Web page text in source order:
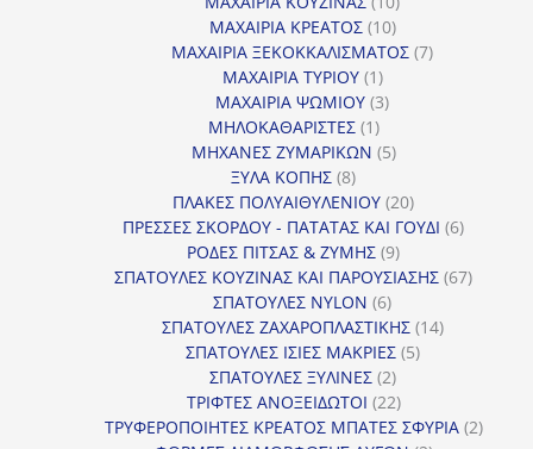
προϊόντα
ΜΑΧΑΙΡΙΑ ΚΡΕΑΤΟΣ 1010
προϊόντα
ΜΑΧΑΙΡΙΑ ΞΕΚΟΚΚΑΛΙΣΜΑΤΟΣ 77
ΜΑΧΑΙΡΙΑ ΤΥΡΙΟΥ 11
προϊόν
ΜΑΧΑΙΡΙΑ ΨΩΜΙΟΥ 33
ΜΗΛΟΚΑΘΑΡΙΣΤΕΣ 11
προϊόν
ΜΗΧΑΝΕΣ ΖΥΜΑΡΙΚΩΝ 55
ΞΥΛΑ ΚΟΠΗΣ 88
προϊόντα
ΠΛΑΚΕΣ ΠΟΛΥΑΙΘΥΛΕΝΙΟΥ 2020
προϊόντα
ΠΡΕΣΣΕΣ ΣΚΟΡΔΟΥ - ΠΑΤΑΤΑΣ ΚΑΙ ΓΟΥΔΙ 66
ΡΟΔΕΣ ΠΙΤΣΑΣ & ΖΥΜΗΣ 99
προϊόντα
ΣΠΑΤΟΥΛΕΣ ΚΟΥΖΙΝΑΣ ΚΑΙ ΠΑΡΟΥΣΙΑΣΗΣ 6767
ΣΠΑΤΟΥΛΕΣ NYLON 66
προϊόντα
ΣΠΑΤΟΥΛΕΣ ΖΑΧΑΡΟΠΛΑΣΤΙΚΗΣ 1414
ΣΠΑΤΟΥΛΕΣ ΙΣΙΕΣ ΜΑΚΡΙΕΣ 55
ΣΠΑΤΟΥΛΕΣ ΞΥΛΙΝΕΣ 22
προϊόντα
ΤΡΙΦΤΕΣ ΑΝΟΞΕΙΔΩΤΟΙ 2222
προϊόντα
ΤΡΥΦΕΡΟΠΟΙΗΤΕΣ ΚΡΕΑΤΟΣ ΜΠΑΤΕΣ ΣΦΥΡΙΑ 22